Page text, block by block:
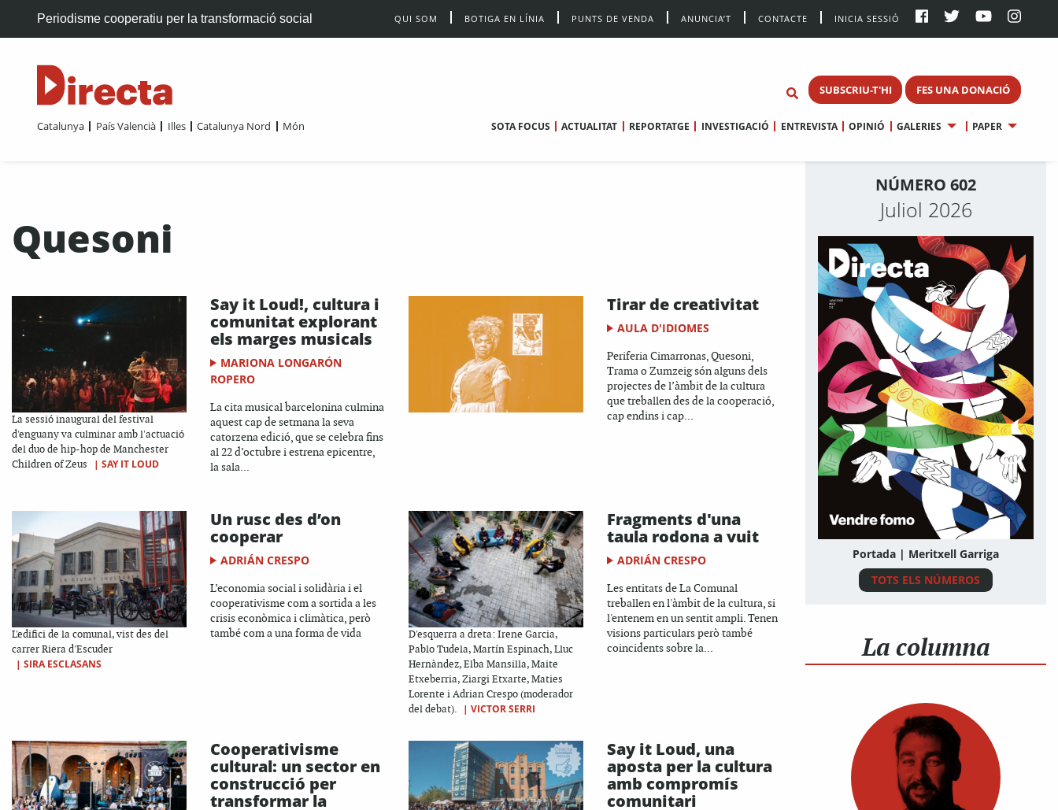
Periodisme cooperatiu per la transformació social QUI SOM BOTIGA EN LÍNIA PUNTS DE VENDA ANUNCIA’T CONTACTE INICIA SESSIÓ
SUBSCRIU-T'HI FES UNA DONACIÓ
Catalunya País Valencià Illes Catalunya Nord Món SOTA FOCUS ACTUALITAT REPORTATGE INVESTIGACIÓ ENTREVISTA OPINIÓ GALERIES PAPER
Quesoni
La sessió inaugural del festival
d'enguany va culminar amb l'actuació
del duo de hip-hop de Manchester
Children of Zeus
| SAY IT LOUD
Say it Loud!, cultura i
comunitat explorant
els marges musicals
MARIONA LONGARÓN
ROPERO
La cita musical barcelonina culmina
aquest cap de setmana la seva
catorzena edició, que se celebra fins
al 22 d’octubre i estrena epicentre,
la sala...
Tirar de creativitat
AULA D'IDIOMES
Periferia Cimarronas, Quesoni,
Trama o Zumzeig són alguns dels
projectes de l’àmbit de la cultura
que treballen des de la cooperació,
cap endins i cap...
L'edifici de la comunal, vist des del
carrer Riera d'Escuder
| SIRA ESCLASANS
Un rusc des d’on
cooperar
ADRIÁN CRESPO
L’economia social i solidària i el
cooperativisme com a sortida a les
crisis econòmica i climàtica, però
també com a una forma de vida
D'esquerra a dreta: Irene Garcia,
Pablo Tudela, Martín Espinach, Lluc
Hernàndez, Elba Mansilla, Maite
Etxeberria, Ziargi Etxarte, Maties
Lorente i Adrian Crespo (moderador
del debat).
| VICTOR SERRI
Fragments d'una
taula rodona a vuit
ADRIÁN CRESPO
Les entitats de La Comunal
treballen en l'àmbit de la cultura, si
l'entenem en un sentit ampli. Tenen
visions particulars però també
coincidents sobre la...
Cooperativisme
cultural: un sector en
construcció per
transformar la
Say it Loud, una
aposta per la cultura
amb compromís
comunitari
NÚMERO 602
Juliol 2026
Portada | Meritxell Garriga
TOTS ELS NÚMEROS
La columna